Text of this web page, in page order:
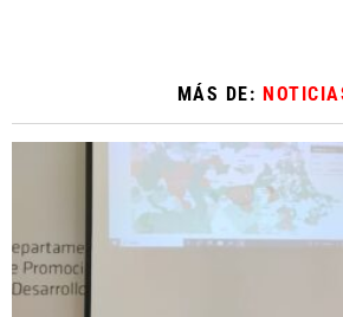
MÁS DE: